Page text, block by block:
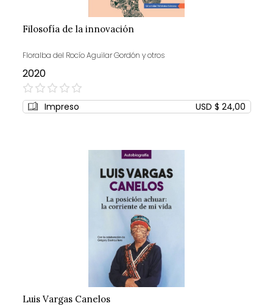
Filosofía de la innovación
Floralba del Rocío Aguilar Gordón y otros
2020
0%
Impreso USD $ 24,00
Luis Vargas Canelos